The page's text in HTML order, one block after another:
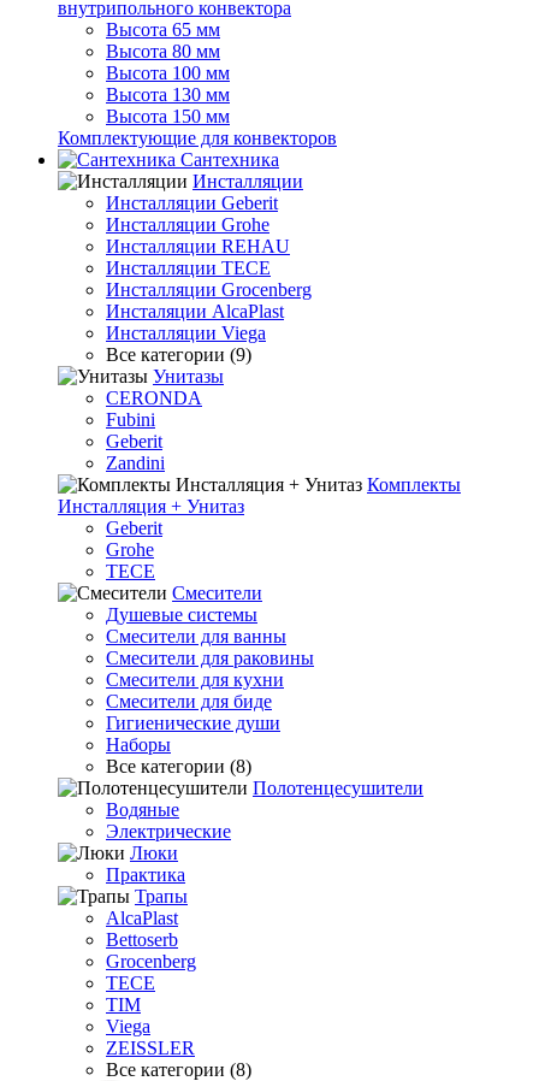
внутрипольного конвектора
Высота 65 мм
Высота 80 мм
Высота 100 мм
Высота 130 мм
Высота 150 мм
Комплектующие для конвекторов
Сантехника
Инсталляции
Инсталляции Geberit
Инсталляции Grohe
Инсталляции REHAU
Инсталляции TECE
Инсталляции Grocenberg
Инсталяции AlcaPlast
Инсталляции Viega
Все категории (9)
Унитазы
CERONDA
Fubini
Geberit
Zandini
Комплекты
Инсталляция + Унитаз
Geberit
Grohe
TECE
Смесители
Душевые системы
Смесители для ванны
Смесители для раковины
Смесители для кухни
Смесители для биде
Гигиенические души
Наборы
Все категории (8)
Полотенцесушители
Водяные
Электрические
Люки
Практика
Трапы
AlcaPlast
Bettoserb
Grocenberg
TECE
TIM
Viega
ZEISSLER
Все категории (8)